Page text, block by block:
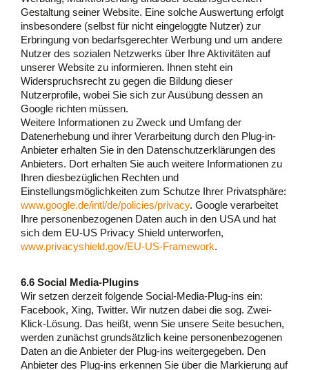
Gestaltung seiner Website. Eine solche Auswertung erfolgt
insbesondere (selbst für nicht eingeloggte Nutzer) zur
Erbringung von bedarfsgerechter Werbung und um andere
Nutzer des sozialen Netzwerks über Ihre Aktivitäten auf
unserer Website zu informieren. Ihnen steht ein
Widerspruchsrecht zu gegen die Bildung dieser
Nutzerprofile, wobei Sie sich zur Ausübung dessen an
Google richten müssen.
Weitere Informationen zu Zweck und Umfang der
Datenerhebung und ihrer Verarbeitung durch den Plug-in-
Anbieter erhalten Sie in den Datenschutzerklärungen des
Anbieters. Dort erhalten Sie auch weitere Informationen zu
Ihren diesbezüglichen Rechten und
Einstellungsmöglichkeiten zum Schutze Ihrer Privatsphäre:
www.google.de/intl/de/policies/privacy. Google verarbeitet
Ihre personenbezogenen Daten auch in den USA und hat
sich dem EU-US Privacy Shield unterworfen,
www.privacyshield.gov/EU-US-Framework.
6.6 Social Media-Plugins
Wir setzen derzeit folgende Social-Media-Plug-ins ein:
Facebook, Xing, Twitter. Wir nutzen dabei die sog. Zwei-
Klick-Lösung. Das heißt, wenn Sie unsere Seite besuchen,
werden zunächst grundsätzlich keine personenbezogenen
Daten an die Anbieter der Plug-ins weitergegeben. Den
Anbieter des Plug-ins erkennen Sie über die Markierung auf